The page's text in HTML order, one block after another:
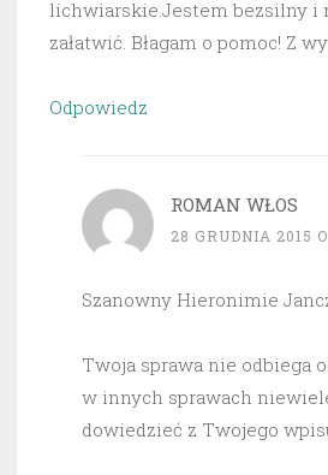
lichwiarskie.Jestem bezsilny i
załatwić. Błagam o pomoc! Z
Odpowiedz
ROMAN WŁOS
28 GRUDNIA 2015
Szanowny Hieronimie
Twoja sprawa nie odbiega
w innych sprawach
dowiedzieć z Twojego